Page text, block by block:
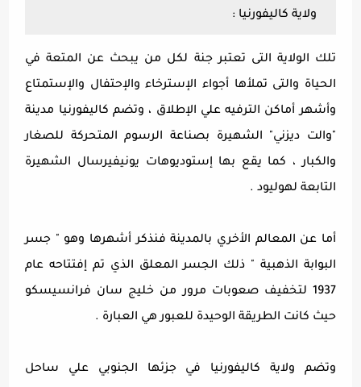
ولاية كاليفورنيا :
تلك الولاية التى تعتبر جنة لكل من يبحث عن المتعة في
الحياة والتى تملأها أجواء الإسترخاء والإحتفال والإستمتاع
وأشهر أماكن الترفيه علي الإطلاق ، وتضم كاليفورنيا مدينة
"والت ديزني" الشهيرة بصناعة الرسوم المتحركة للصغار
والكبار ، كما يقع بها إستوديوهات يونيفيرسال الشهيرة
التابعة لهوليود .
أما عن المعالم الأخري بالمدينة فنذكر أشهرها وهو " جسر
البوابة الذهبية " ذلك الجسر المعلق الذي تم إفتتاحه عام
1937 لتخفيف صعوبات مرور من خليج سان فرانسيسكو
حيث كانت الطريقة الوحيدة للعبور هي العبارة .
وتضم ولاية كاليفورنيا في جزئها الجنوبي علي ساحل